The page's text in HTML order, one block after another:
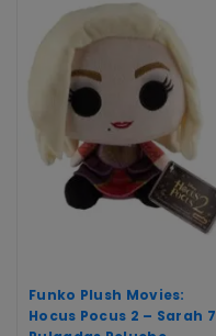
Funko Plush Movies:
Hocus Pocus 2 – Sarah 7